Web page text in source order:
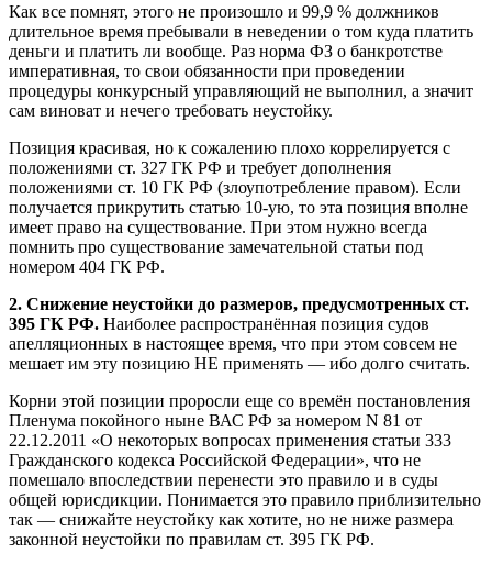
Как все помнят, этого не произошло и 99,9 % должников
длительное время пребывали в неведении о том куда платить
деньги и платить ли вообще. Раз норма ФЗ о банкротстве
императивная, то свои обязанности при проведении
процедуры конкурсный управляющий не выполнил, а значит
сам виноват и нечего требовать неустойку.
Позиция красивая, но к сожалению плохо коррелируется с
положениями ст. 327 ГК РФ и требует дополнения
положениями ст. 10 ГК РФ (злоупотребление правом). Если
получается прикрутить статью 10-ую, то эта позиция вполне
имеет право на существование. При этом нужно всегда
помнить про существование замечательной статьи под
номером 404 ГК РФ.
2. Снижение неустойки до размеров, предусмотренных ст.
395 ГК РФ. Наиболее распространённая позиция судов
апелляционных в настоящее время, что при этом совсем не
мешает им эту позицию НЕ применять — ибо долго считать.
Корни этой позиции проросли еще со времён постановления
Пленума покойного ныне ВАС РФ за номером N 81 от
22.12.2011 «О некоторых вопросах применения статьи 333
Гражданского кодекса Российской Федерации», что не
помешало впоследствии перенести это правило и в суды
общей юрисдикции. Понимается это правило приблизительно
так — снижайте неустойку как хотите, но не ниже размера
законной неустойки по правилам ст. 395 ГК РФ.